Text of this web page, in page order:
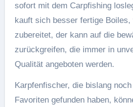
sofort mit dem Carpfishing
kauft sich besser fertige Boiles,
zubereitet, der kann auf die
zurückgreifen, die immer in
Qualität angeboten werden.
Karpfenfischer, die bislang
Favoriten gefunden haben,